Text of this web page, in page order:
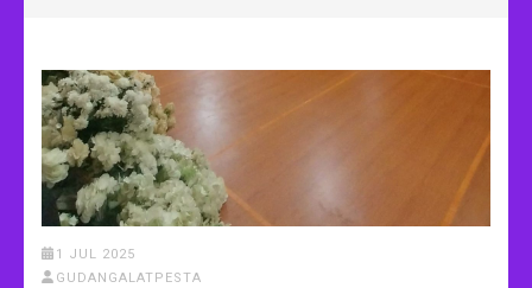
1 JUL 2025
GUDANGALATPESTA